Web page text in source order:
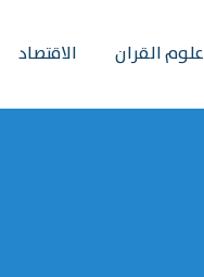
علوم القران الاقتصاد